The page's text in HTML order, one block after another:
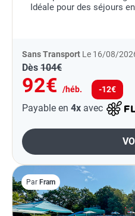
Idéale pour des séjours
Sans Transport Le 16/08/
Dès 104€
92€ /héb. -12€
Payable en 4x avec
Par Fram